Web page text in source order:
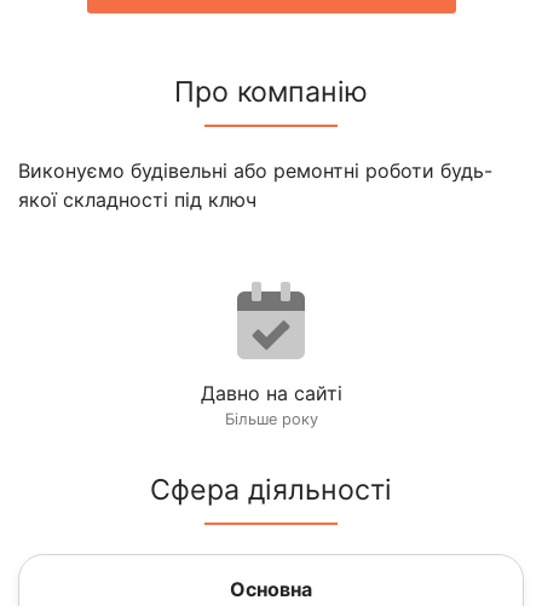
Про компанію
Виконуємо будівельні або ремонтні роботи будь-
якої складності під ключ
Давно на сайті
Більше року
Сфера діяльності
Основна